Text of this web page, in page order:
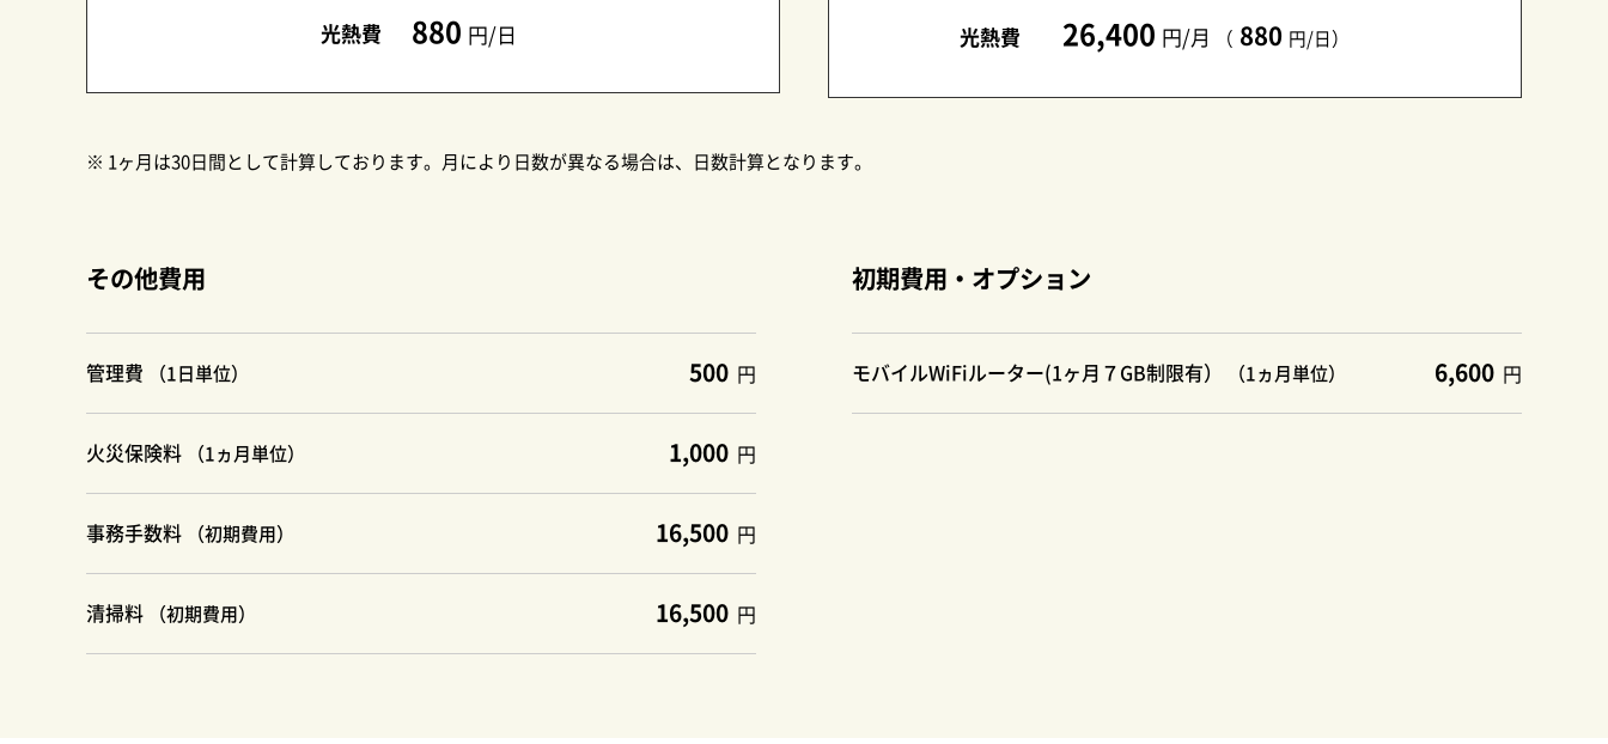
光熱費 880 円/日 光熱費 26,400 円/月 （ 880 円/日）
※ 1ヶ月は30日間として計算しております。 月により日数が異なる場合は、日数計算となります。
その他費用
管理費 （1日単位） 500 円
火災保険料 （1ヵ月単位） 1,000 円
事務手数料 （初期費用） 16,500 円
清掃料 （初期費用） 16,500 円
初期費用・オプション
モバイルWiFiルーター(1ヶ月７GB制限有） （1ヵ月単位） 6,600 円